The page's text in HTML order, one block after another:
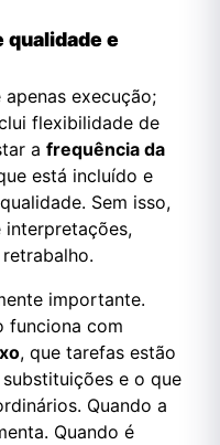
qualidade e
execução;
flexibilidade de
a frequência da
está incluído e
Sem isso,
importante.
funciona com
, que tarefas estão
e o que
Quando a
Quando é